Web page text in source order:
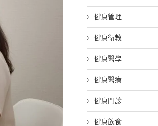
健康管理
健康衛教
健康醫學
健康醫療
健康門診
健康飲食